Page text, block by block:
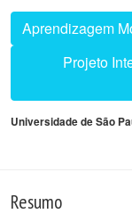
Aprendizagem
Projeto
Universidade de São
Resumo